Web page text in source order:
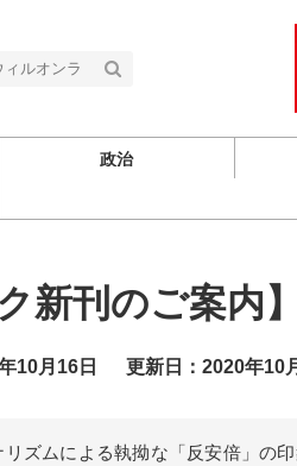
政治
ク新刊のご案内
10月16日 更新日：2020年10
リズムによる執拗な「反安倍」の